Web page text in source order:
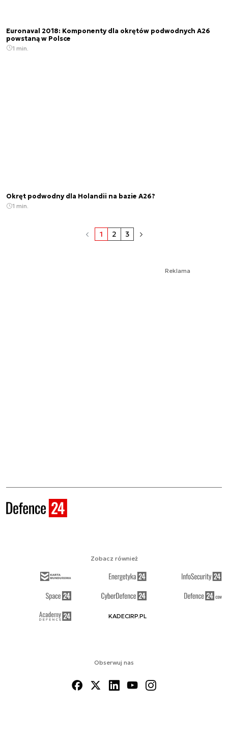
Euronaval 2018: Komponenty dla okrętów podwodnych A26
powstaną w Polsce
1 min.
Okręt podwodny dla Holandii na bazie A26?
1 min.
1 2 3
Reklama
Obserwuj nas
Zobacz również
KADECIRP.PL